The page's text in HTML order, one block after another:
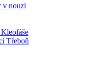
v nouzi
Třeboň